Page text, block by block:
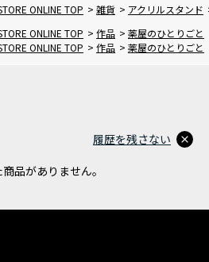
ONLINE TOP > 雑貨 > アクリルスタンド
ONLINE TOP > 作品 > 薬屋のひとりごと
ONLINE TOP > 作品 > 薬屋のひとりごと
品がありません。
履歴を残さない